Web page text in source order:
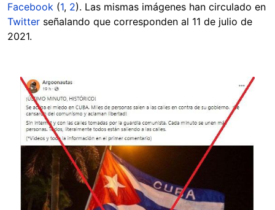
Facebook (1, 2). Las mismas imágenes han circulado en
Twitter señalando que corresponden al 11 de julio de
2021.
Image